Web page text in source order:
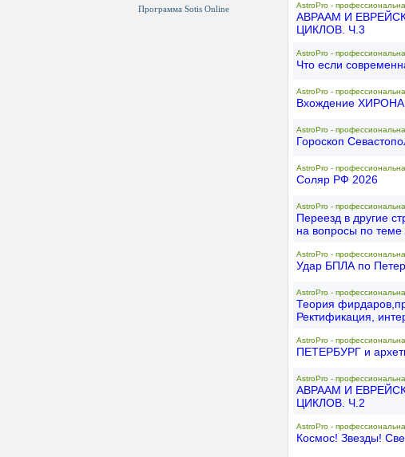
Программа Sotis Online
AstroPro -
АВРААМ И
ЦИКЛОВ. Ч.3
AstroPro -
Что если
AstroPro -
Вхождение
AstroPro -
Гороскоп
AstroPro -
Соляр РФ 2026
AstroPro -
Переезд в другие
на вопросы по теме
AstroPro -
Удар БПЛА по
AstroPro -
Теория
Ректификация,
AstroPro -
ПЕТЕРБУРГ и
AstroPro -
АВРААМ И
ЦИКЛОВ. Ч.2
AstroPro -
Космос! Звезды!